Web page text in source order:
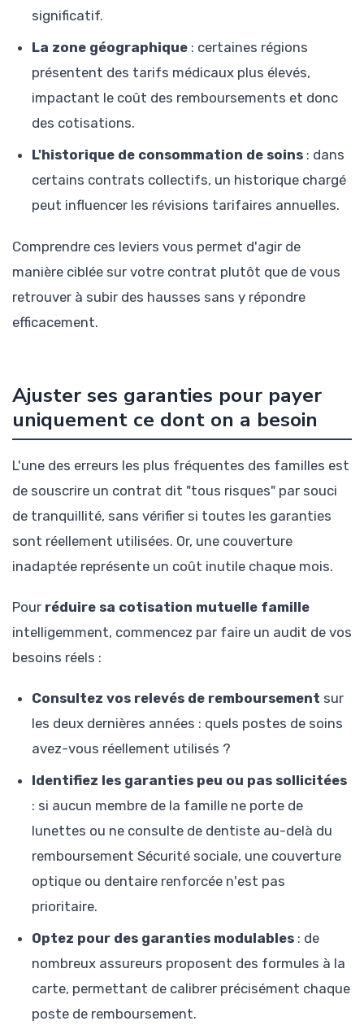
significatif.
La zone géographique : certaines régions
présentent des tarifs médicaux plus élevés,
impactant le coût des remboursements et donc
des cotisations.
L'historique de consommation de soins : dans
certains contrats collectifs, un historique chargé
peut influencer les révisions tarifaires annuelles.
Comprendre ces leviers vous permet d'agir de
manière ciblée sur votre contrat plutôt que de vous
retrouver à subir des hausses sans y répondre
efficacement.
Ajuster ses garanties pour payer
uniquement ce dont on a besoin
L'une des erreurs les plus fréquentes des familles est
de souscrire un contrat dit "tous risques" par souci
de tranquillité, sans vérifier si toutes les garanties
sont réellement utilisées. Or, une couverture
inadaptée représente un coût inutile chaque mois.
Pour réduire sa cotisation mutuelle famille
intelligemment, commencez par faire un audit de vos
besoins réels :
Consultez vos relevés de remboursement sur
les deux dernières années : quels postes de soins
avez-vous réellement utilisés ?
Identifiez les garanties peu ou pas sollicitées
: si aucun membre de la famille ne porte de
lunettes ou ne consulte de dentiste au-delà du
remboursement Sécurité sociale, une couverture
optique ou dentaire renforcée n'est pas
prioritaire.
Optez pour des garanties modulables : de
nombreux assureurs proposent des formules à la
carte, permettant de calibrer précisément chaque
poste de remboursement.